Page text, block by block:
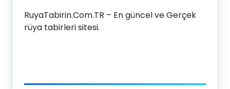
RuyaTabirin.Com.TR – En güncel ve Gerçek
rüya tabirleri sitesi.